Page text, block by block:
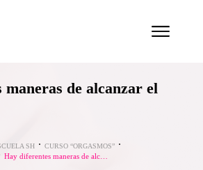
de alcanzar el
SH
CURSO “ORGASMOS”